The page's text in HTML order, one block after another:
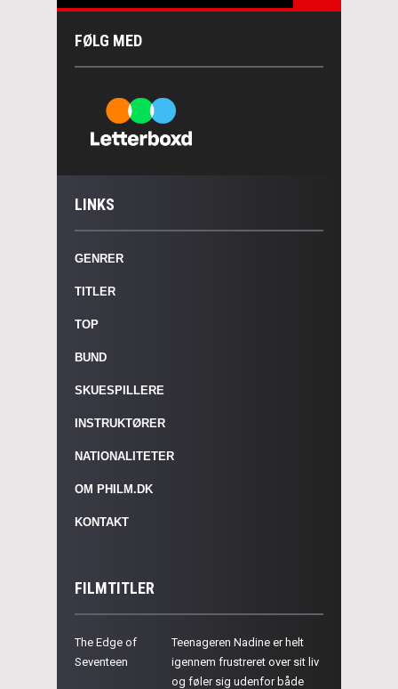
FØLG MED
LINKS
GENRER
TITLER
TOP
BUND
SKUESPILLERE
INSTRUKTØRER
NATIONALITETER
OM PHILM.DK
KONTAKT
FILMTITLER
The Edge of
Seventeen
Teenageren Nadine er helt
igennem frustreret over sit liv
og føler sig udenfor både